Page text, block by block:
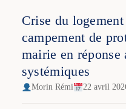
Crise du
campement de
mairie en réponse
systémiques
Morin Rémi 22 avril